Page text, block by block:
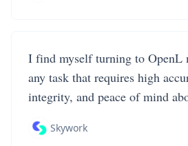
I find myself turning to OpenL
any task that requires high
integrity, and peace of mind
Skywork